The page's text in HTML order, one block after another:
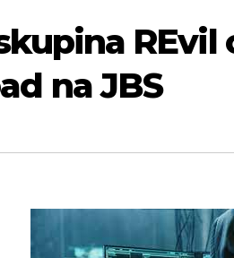
REvil
na JBS